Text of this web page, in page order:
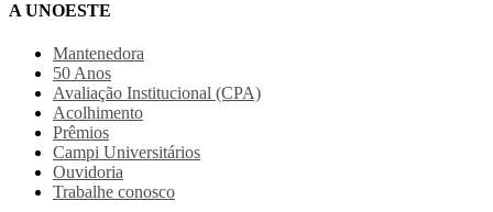
A UNOESTE
Mantenedora
50 Anos
Avaliação Institucional (CPA)
Acolhimento
Prêmios
Campi Universitários
Ouvidoria
Trabalhe conosco